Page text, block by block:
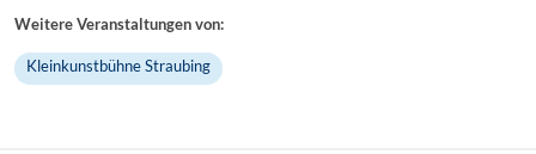
Weitere Veranstaltungen von:
Kleinkunstbühne Straubing